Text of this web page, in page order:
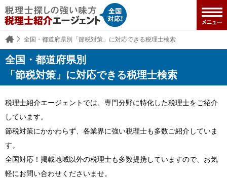
全国・都道府県別「節税対策」に対応できる税理士検索
全国・都道府県別
「節税対策」に対応できる税理士検索
税理士紹介エージェントでは、専門分野に特化した税理士をご紹介
しています。
節税対策にかかわらず、各業界に強い税理士も多数ご紹介していま
す。
全国対応！掲載地域以外の税理士も多数提携していますので、お気
軽にお問い合わせくださいませ。